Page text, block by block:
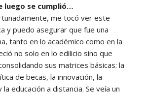
luego se cumplió…
me tocó ver este
y puedo asegurar que fue una
tanto en lo académico como en la
no solo en lo edilicio sino que
sus matrices básicas: la
de becas, la innovación, la
educación a distancia. Se veía un